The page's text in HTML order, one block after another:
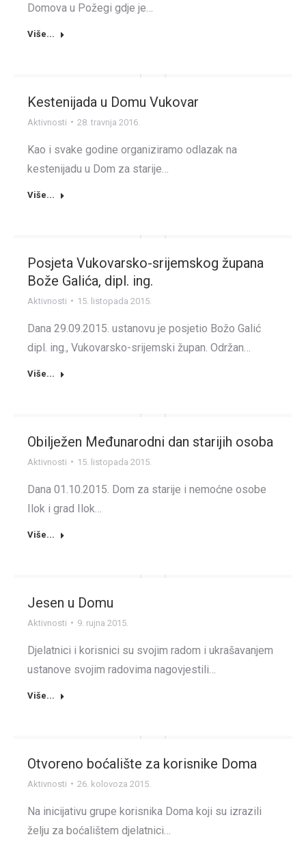
Domova u Požegi gdje je…
Više...
Kestenijada u Domu Vukovar
Aktivnosti 28. travnja 2016.
Kao i svake godine organiziramo odlazak na
kestenijadu u Dom za starije…
Više...
Posjeta Vukovarsko-srijemskog župana
Bože Galića, dipl. ing.
Aktivnosti 15. listopada 2015.
Dana 29.09.2015. ustanovu je posjetio Božo Galić
dipl. ing., Vukovarsko-srijemski župan. Održan…
Više...
Obilježen Međunarodni dan starijih osoba
Aktivnosti 15. listopada 2015.
Dana 01.10.2015. Dom za starije i nemoćne osobe
Ilok i grad Ilok…
Više...
Jesen u Domu
Aktivnosti 9. rujna 2015.
Djelatnici i korisnici su svojim radom i ukrašavanjem
ustanove svojim radovima nagovjestili…
Više...
Otvoreno boćalište za korisnike Doma
Aktivnosti 26. kolovoza 2015.
Na inicijativu grupe korisnika Doma koji su izrazili
želju za boćalištem djelatnici…